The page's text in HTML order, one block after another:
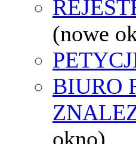
(nowe
BIURO
okno)